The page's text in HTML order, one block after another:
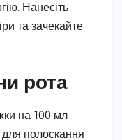
Нанесіть
та зачекайте
рота
на 100 мл
полоскання